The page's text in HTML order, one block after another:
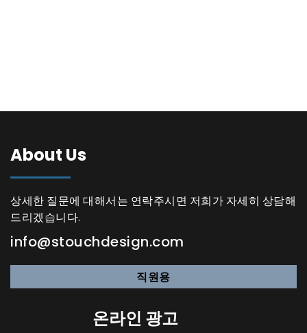
About Us
상세한 질문에 대해서는 연락주시면 저희가 자세히 상담해
드리겠습니다.
info@stouchdesign.com
직원용
온라인 광고